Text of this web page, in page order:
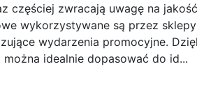
budynków. Co sprawia, że niektóre
sekret tkwi w szczegółach.
więcej niż osłona okna. To